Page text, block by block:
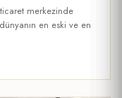
ticaret merkezinde
en eski ve en